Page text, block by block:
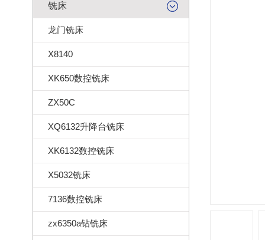
铣床
龙门铣床
X8140
XK650数控铣床
ZX50C
XQ6132升降台铣床
XK6132数控铣床
X5032铣床
7136数控铣床
zx6350a钻铣床